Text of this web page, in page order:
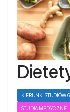
KIERUNKI STUDIÓW
STUDIA MEDYCZNE